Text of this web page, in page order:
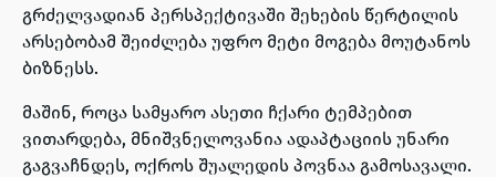
გრძელვადიან პერსპექტივაში შეხების წერტილის
არსებობამ შეიძლება უფრო მეტი მოგება მოუტანოს
ბიზნესს.
მაშინ, როცა სამყარო ასეთი ჩქარი ტემპებით
ვითარდება, მნიშვნელოვანია ადაპტაციის უნარი
გაგვაჩნდეს, ოქროს შუალედის პოვნაა გამოსავალი.